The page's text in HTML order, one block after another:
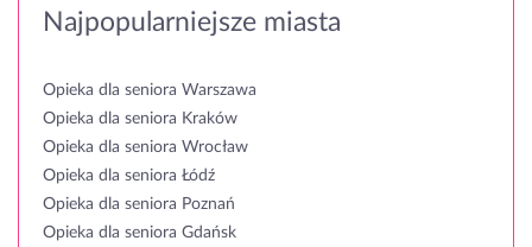
Najpopularniejsze miasta
Opieka dla seniora Warszawa
Opieka dla seniora Kraków
Opieka dla seniora Wrocław
Opieka dla seniora Łódź
Opieka dla seniora Poznań
Opieka dla seniora Gdańsk